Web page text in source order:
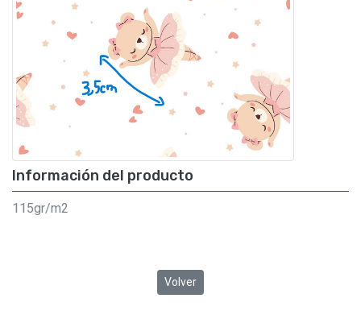
Información del producto
115gr/m2
Volver